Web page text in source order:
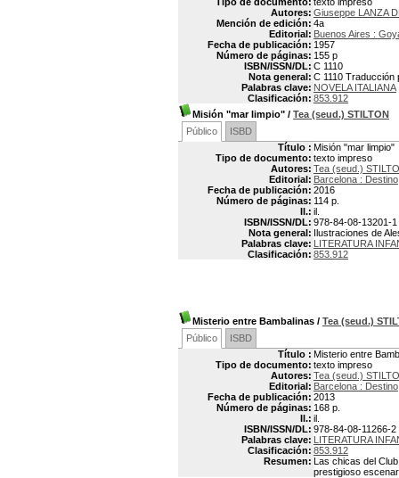
Autores: Giuseppe LANZA
Mención de edición: 4a
Editorial: Buenos Aires :
Fecha de publicación: 1957
Número de páginas: 155 p
ISBN/ISSN/DL: C 1110
Nota general: C 1110 Traducción
Palabras clave: NOVELA ITALIANA
Clasificación: 853.912
Misión "mar limpio" / Tea (seud.) STILTON
Público
ISBD
Título : Misión "mar limpio"
Tipo de documento: texto impreso
Autores: Tea (seud.)
Editorial: Barcelona : Destino
Fecha de publicación: 2016
Número de páginas: 114 p.
Il.: il.
ISBN/ISSN/DL: 978-84-08-13201-1
Nota general: Ilustraciones de
Palabras clave: LITERATURA
Clasificación: 853.912
Misterio entre Bambalinas / Tea (seud.)
Público
ISBD
Título : Misterio entre
Tipo de documento: texto impreso
Autores: Tea (seud.)
Editorial: Barcelona : Destino
Fecha de publicación: 2013
Número de páginas: 168 p.
Il.: il.
ISBN/ISSN/DL: 978-84-08-11266-2
Palabras clave: LITERATURA
Clasificación: 853.912
Resumen: Las chicas del
prestigioso